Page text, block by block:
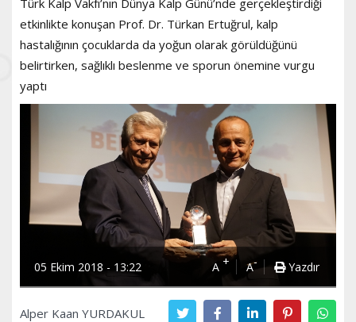
Türk Kalp Vakfı’nın Dünya Kalp Günü’nde gerçekleştirdiği
etkinlikte konuşan Prof. Dr. Türkan Ertuğrul, kalp
hastalığının çocuklarda da yoğun olarak görüldüğünü
belirtirken, sağlıklı beslenme ve sporun önemine vurgu
yaptı
05 Ekim 2018 - 13:22 A + A- Yazdır
Alper Kaan YURDAKUL